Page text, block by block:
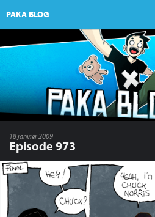
PAKA BLOG
18 janvier 2009
Episode 973